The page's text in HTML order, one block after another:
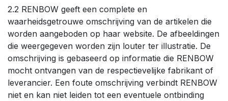
2.2 RENBOW geeft een complete en
waarheidsgetrouwe omschrijving van de artikelen die
worden aangeboden op haar website. De afbeeldingen
die weergegeven worden zijn louter ter illustratie. De
omschrijving is gebaseerd op informatie die RENBOW
mocht ontvangen van de respectievelijke fabrikant of
leverancier. Een foute omschrijving verbindt RENBOW
niet en kan niet leiden tot een eventuele ontbinding